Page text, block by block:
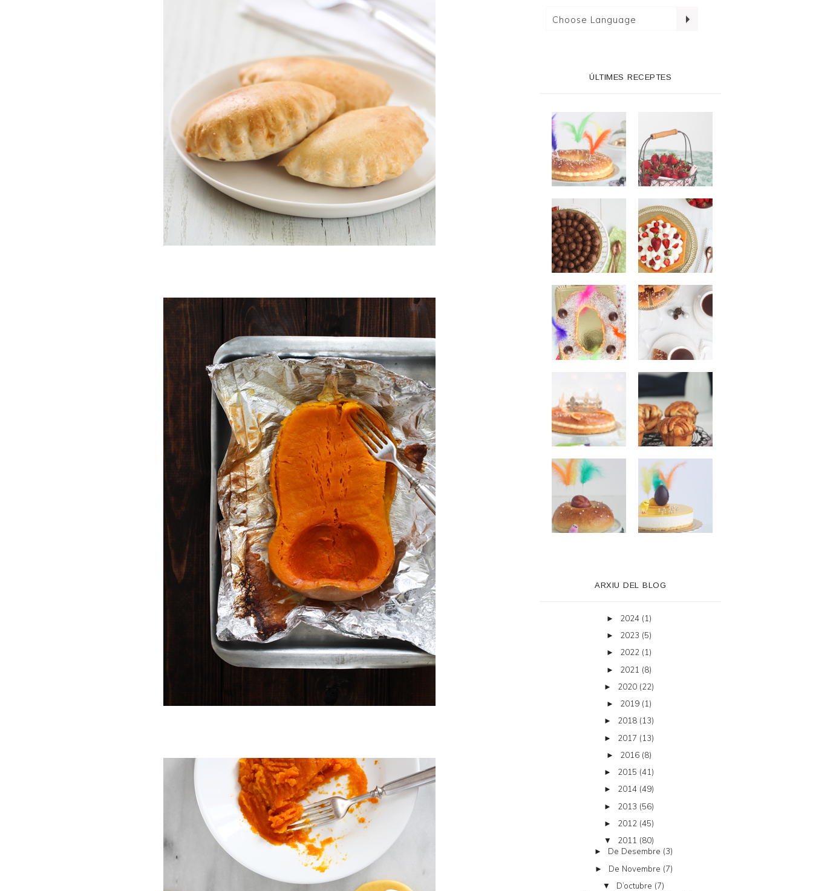
ÚLTIMES RECEPTES
ARXIU DEL BLOG
► 2024 (1)
► 2023 (5)
► 2022 (1)
► 2021 (8)
► 2020 (22)
► 2019 (1)
► 2018 (13)
► 2017 (13)
► 2016 (8)
► 2015 (41)
► 2014 (49)
► 2013 (56)
► 2012 (45)
▼ 2011 (80)
► De Desembre (3)
► De Novembre (7)
▼ D’octubre (7)